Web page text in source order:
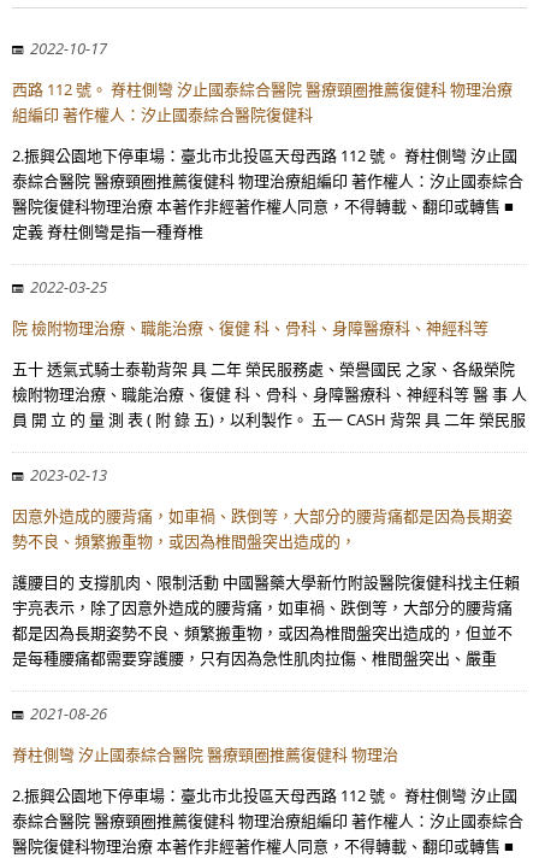
2022-10-17
西路 112 號。 脊柱側彎 汐止國泰綜合醫院 醫療頸圈推薦復健科 物理治療
組編印 著作權人：汐止國泰綜合醫院復健科
2.振興公園地下停車場：臺北市北投區天母西路 112 號。 脊柱側彎 汐止國
泰綜合醫院 醫療頸圈推薦復健科 物理治療組編印 著作權人：汐止國泰綜合
醫院復健科物理治療 本著作非經著作權人同意，不得轉載、翻印或轉售 ■
定義 脊柱側彎是指一種脊椎
2022-03-25
院 檢附物理治療、職能治療、復健 科、骨科、身障醫療科、神經科等
五十 透氣式騎士泰勒背架 具 二年 榮民服務處、榮譽國民 之家、各級榮院
檢附物理治療、職能治療、復健 科、骨科、身障醫療科、神經科等 醫 事 人
員 開 立 的 量 測 表 ( 附 錄 五)，以利製作。 五一 CASH 背架 具 二年 榮民服
2023-02-13
因意外造成的腰背痛，如車禍、跌倒等，大部分的腰背痛都是因為長期姿
勢不良、頻繁搬重物，或因為椎間盤突出造成的，
護腰目的 支撐肌肉、限制活動 中國醫藥大學新竹附設醫院復健科找主任賴
宇亮表示，除了因意外造成的腰背痛，如車禍、跌倒等，大部分的腰背痛
都是因為長期姿勢不良、頻繁搬重物，或因為椎間盤突出造成的，但並不
是每種腰痛都需要穿護腰，只有因為急性肌肉拉傷、椎間盤突出、嚴重
2021-08-26
脊柱側彎 汐止國泰綜合醫院 醫療頸圈推薦復健科 物理治
2.振興公園地下停車場：臺北市北投區天母西路 112 號。 脊柱側彎 汐止國
泰綜合醫院 醫療頸圈推薦復健科 物理治療組編印 著作權人：汐止國泰綜合
醫院復健科物理治療 本著作非經著作權人同意，不得轉載、翻印或轉售 ■